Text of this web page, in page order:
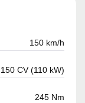
150 km/h
150 CV (110 kW)
245 Nm